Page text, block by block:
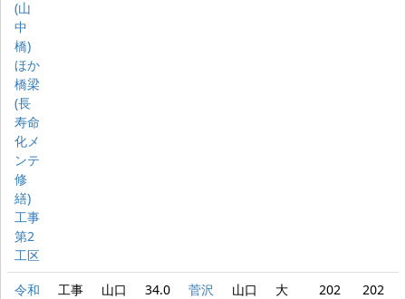
(山
中
橋)
ほか
橋梁
(長
寿命
化メ
ンテ
修
繕)
工事
第2
工区
令和
工事
山口
34.0
菅沢
山口
大
202
202